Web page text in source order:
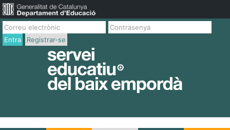
Entra Registrar-se